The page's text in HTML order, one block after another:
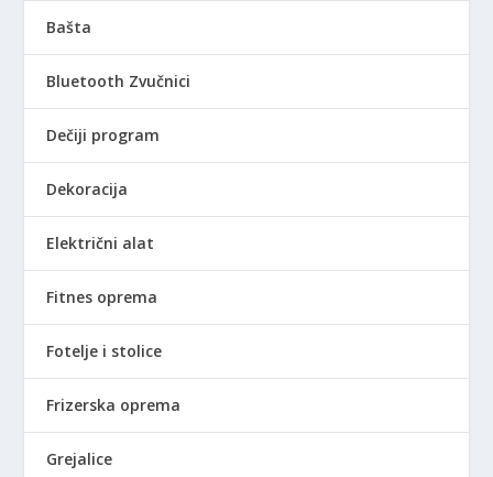
Bašta
Bluetooth Zvučnici
Dečiji program
Dekoracija
Električni alat
Fitnes oprema
Fotelje i stolice
Frizerska oprema
Grejalice